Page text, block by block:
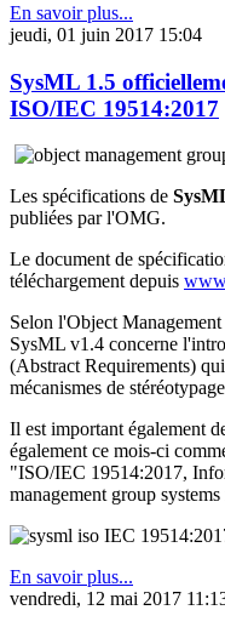
En savoir plus...
jeudi, 01 juin 2017 15:04
SysML 1.5
ISO/IEC 19514:2017
Les spécifications de
publiées par l'OMG.
Le document de
téléchargement depuis
Selon l'Object
SysML v1.4 concerne
(Abstract Requirements)
mécanismes de
Il est important également
également ce mois-ci
"ISO/IEC 19514:2017,
management group
En savoir plus...
vendredi, 12 mai 2017